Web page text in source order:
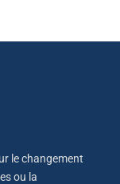
le changement
ou la